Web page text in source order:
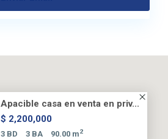
Apacible casa en venta en priv...
$ 2,200,000
3 BD 3 BA 90.00 m2